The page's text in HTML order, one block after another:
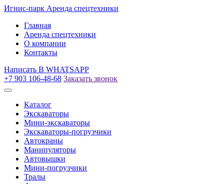
Игнис-парк Аренда спецтехники
Главная
Аренда спецтехники
О компании
Контакты
Написать В WHATSAPP
+7 903 106-48-68 Заказать звонок
Каталог
Экскаваторы
Мини-экскаваторы
Экскаваторы-погрузчики
Автокраны
Манипуляторы
Автовышки
Мини-погрузчики
Тралы